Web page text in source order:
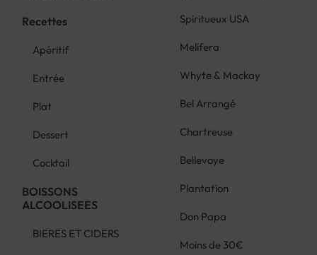
Recettes
Apéritif
Entrée
Plat
Dessert
Cocktail
BOISSONS
ALCOOLISEES
BIERES ET CIDERS
Spiritueux USA
Melifera
Whyte & Mackay
Bel Arrangé
Chartreuse
Bellevoye
Plantation
Don Papa
Moins de 30€